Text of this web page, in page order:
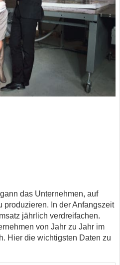
das Unternehmen, auf
In der Anfangszeit
jährlich verdreifachen.
von Jahr zu Jahr im
Hier die wichtigsten Daten zu